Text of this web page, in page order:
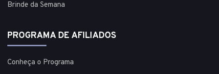
Brinde da Semana
PROGRAMA DE AFILIADOS
Conheça o Programa